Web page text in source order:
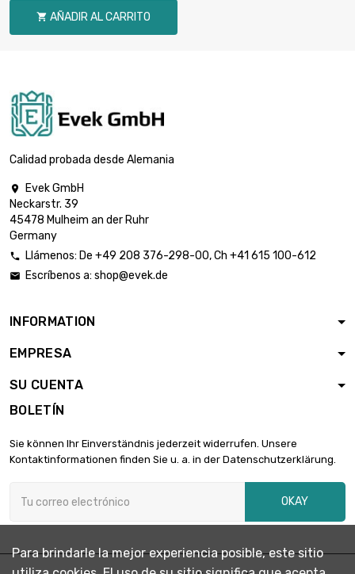
Tipo : 7x7
Salvar 5 %
Tipo : 7x7
largo : 250 Meter
Tipo : 7x7
37,00 €
largo : 5 Meter
Talla : 1.5mm
6,00 €
5,70 €
largo : 10 Meter
Tipo : 7x7
Talla : 1.5mm
Tipo : 7x7
6,16 €

Talla : 1.5mm
Tipo : 7x7
8,11 €
7,70 €
Salvar 5 %

 AÑADIR AL CARRITO
Calidad probada desde Alemania

Evek GmbH
Neckarstr. 39
45478 Mulheim an der Ruhr
Germany
 Llámenos: De +49 208 376-298-00, Ch +41 615 100-612
 Escríbenos a: shop@evek.de
INFORMATION
EMPRESA
SU CUENTA
BOLETÍN
Sie können Ihr Einverständnis jederzeit widerrufen. Unsere
Kontaktinformationen finden Sie u. a. in der Datenschutzerklärung.
OKAY
Para brindarle la mejor experiencia posible, este sitio